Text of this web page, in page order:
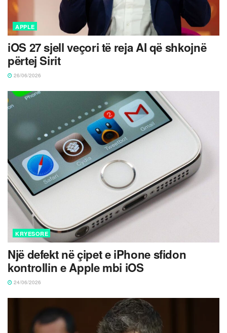
APPLE
iOS 27 sjell veçori të reja AI që shkojnë
përtej Sirit
26/06/2026
KRYESORE
Një defekt në çipet e iPhone sfidon
kontrollin e Apple mbi iOS
24/06/2026